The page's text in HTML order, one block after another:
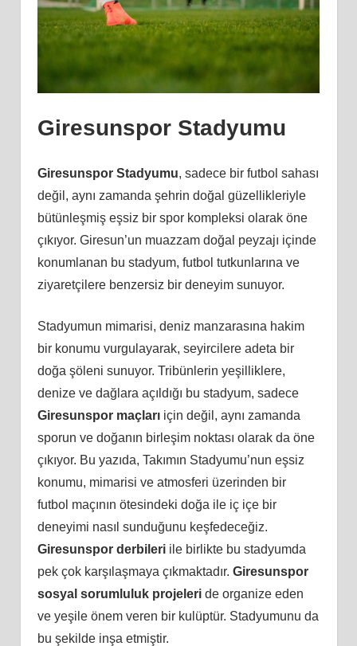
Giresunspor Stadyumu
Giresunspor Stadyumu, sadece bir futbol sahası
değil, aynı zamanda şehrin doğal güzellikleriyle
bütünleşmiş eşsiz bir spor kompleksi olarak öne
çıkıyor. Giresun’un muazzam doğal peyzajı içinde
konumlanan bu stadyum, futbol tutkunlarına ve
ziyaretçilere benzersiz bir deneyim sunuyor.
Stadyumun mimarisi, deniz manzarasına hakim
bir konumu vurgulayarak, seyircilere adeta bir
doğa şöleni sunuyor. Tribünlerin yeşilliklere,
denize ve dağlara açıldığı bu stadyum, sadece
Giresunspor maçlarıiçin değil, aynı zamanda
sporun ve doğanın birleşim noktası olarak da öne
çıkıyor. Bu yazıda, Takımın Stadyumu’nun eşsiz
konumu, mimarisi ve atmosferi üzerinden bir
futbol maçının ötesindeki doğa ile iç içe bir
deneyimi nasıl sunduğunu keşfedeceğiz.
Giresunspor derbileriile birlikte bu stadyumda
pek çok karşılaşmaya çıkmaktadır. Giresunspor
sosyal sorumluluk projeleride organize eden
ve yeşile önem veren bir kulüptür. Stadyumunu da
bu şekilde inşa etmiştir.